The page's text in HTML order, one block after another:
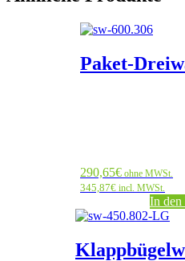
Paket-
290,65€ ohne MWSt.
345,87€ incl. MWSt.
In den